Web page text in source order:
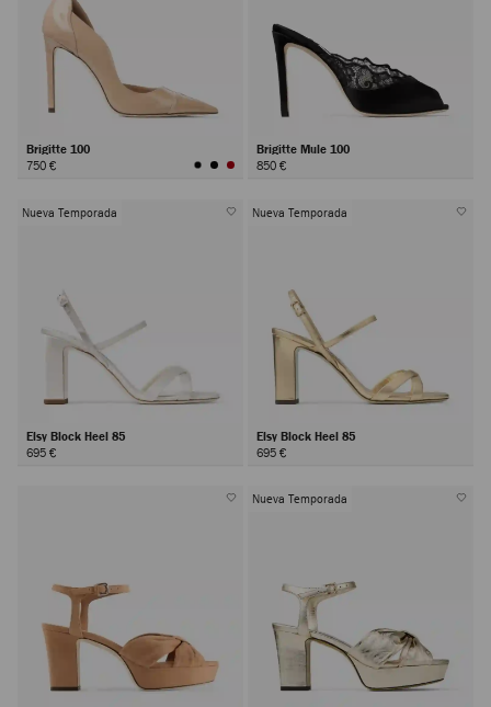
Brigitte 100
750 €
Brigitte Mule 100
850 €
Nueva Temporada
Elsy Block Heel 85
695 €
Nueva Temporada
Elsy Block Heel 85
695 €
Nueva Temporada